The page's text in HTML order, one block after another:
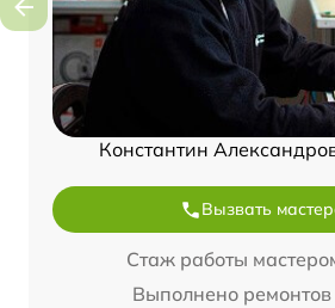
Константин
Вызвать
Стаж работы
Выполнено ремонтов